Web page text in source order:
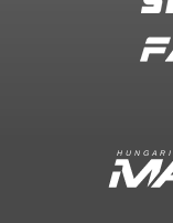
H U N G A R I